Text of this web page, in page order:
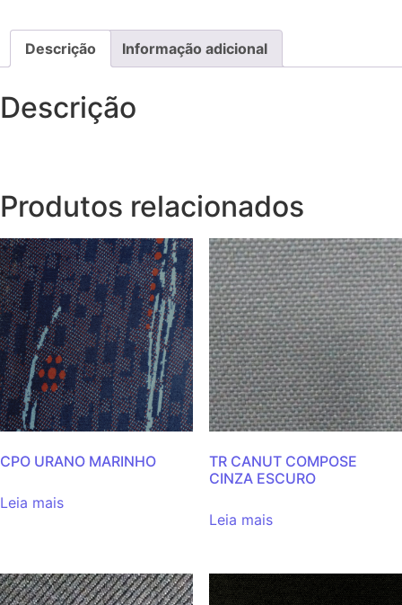
Descrição Informação adicional
Descrição
Produtos relacionados
CPO URANO MARINHO
Leia mais
TR CANUT COMPOSE
CINZA ESCURO
Leia mais